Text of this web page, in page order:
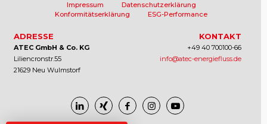
Impressum
Datenschutzerklärung
Konformitätserklärung
ESG-Performance
ADRESSE
ATEC GmbH & Co. KG
Liliencronstr.55
21629 Neu Wulmstorf
KONTAKT
+49 40 700100-66
info@atec-energiefluss.de